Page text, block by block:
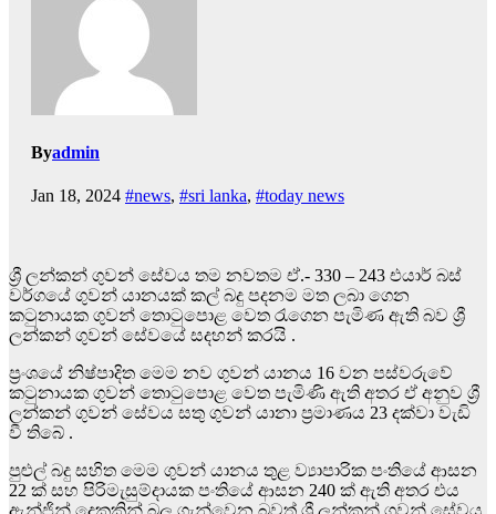
Byadmin
Jan 18, 2024 #news, #sri lanka, #today news
ශ්‍රී ලන්කන් ගුවන් සේවය තම නවතම ඒ.- 330 – 243 එයාර් බස්
වර්ගයේ ගුවන් යානයක් කල් බදු පදනම මත ලබා ගෙන
කටුනායක ගුවන් තොටුපොළ වෙත රැගෙන පැමිණ ඇති බව ශ්‍රී
ලන්කන් ගුවන් සේවයේ සදහන් කරයි .
ප්‍රංශයේ නිෂ්පාදිත මෙම නව ගුවන් යානය 16 වන පස්වරුවේ
කටුනායක ගුවන් තොටුපොළ වෙත පැමිණි ඇති අතර ඒ අනුව ශ්‍රී
ලන්කන් ගුවන් සේවය සතු ගුවන් යානා ප්‍රමාණය 23 දක්වා වැඩි
වී තිබේ .
පුළුල් බදු සහිත මෙම ගුවන් යානය තුළ ව්‍යාපාරික පංතියේ ආසන
22 ක් සහ පිරිමැසුම්දායක පංතියේ ආසන 240 ක් ඇති අතර එය